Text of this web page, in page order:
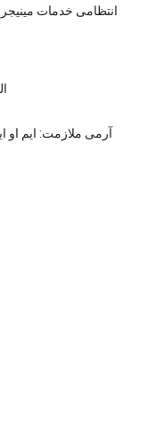
انتظامی خدمات
آرمی ملازمت: ایم او ایس 27 ڈی